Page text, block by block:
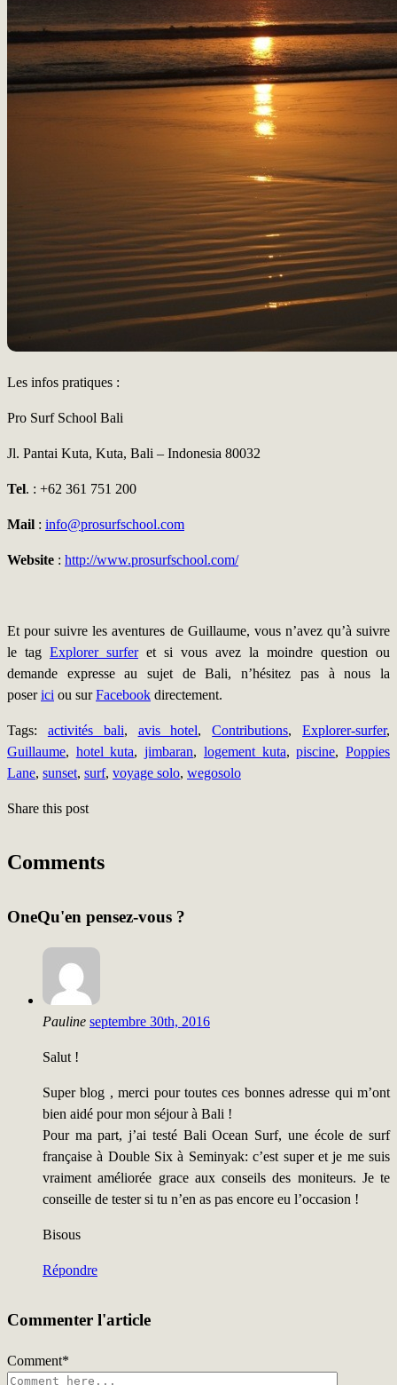
Les infos pratiques :
Pro Surf School Bali
Jl. Pantai Kuta, Kuta, Bali – Indonesia 80032
Tel. : +62 361 751 200
Mail : info@prosurfschool.com
Website : http://www.prosurfschool.com/
Et pour suivre les aventures de Guillaume, vous n’avez qu’à suivre
le tag Explorer surferet si vous avez la moindre question ou
demande expresse au sujet de Bali, n’hésitez pas à nous la
poserici ou surFacebook directement.
Tags: activités bali, avis hotel,Contributions,Explorer-surfer,
Guillaume, hotel kuta,jimbaran, logement kuta,piscine,Poppies
Lane, sunset, surf, voyage solo, wegosolo
Share this post
Comments
OneQu'en pensez-vous ?
Pauline septembre 30th, 2016
Salut !
Super blog , merci pour toutes ces bonnes adresse qui m’ont
bien aidé pour mon séjour à Bali !
Pour ma part, j’ai testé Bali Ocean Surf, une école de surf
française à Double Six à Seminyak: c’est super et je me suis
vraiment améliorée grace aux conseils des moniteurs. Je te
conseille de tester si tu n’en as pas encore eu l’occasion !
Bisous
Répondre
Commenter l'article
Comment*